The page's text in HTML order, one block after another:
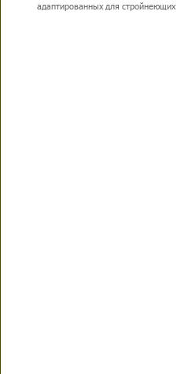
адаптированных для стройнеющих